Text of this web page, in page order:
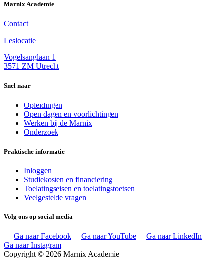
Marnix Academie
Contact
Leslocatie
Vogelsanglaan 1
3571 ZM Utrecht
Snel naar
Opleidingen
Open dagen en voorlichtingen
Werken bij de Marnix
Onderzoek
Praktische informatie
Inloggen
Studiekosten en financiering
Toelatingseisen en toelatingstoetsen
Veelgestelde vragen
Volg ons op social media
Ga naar Facebook Ga naar YouTube
Ga naar LinkedIn
Ga naar Instagram
Copyright © 2026 Marnix Academie